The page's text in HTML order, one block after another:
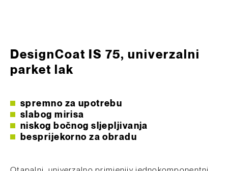
DesignCoat IS 75, univerzalni
parket lak
spremno za upotrebu
slabog mirisa
niskog bočnog sljepljivanja
besprijekorno za obradu